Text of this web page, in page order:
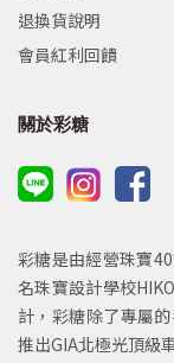
退換貨說明
會員紅利回饋
關於彩糖
彩糖是由經營珠寶
名珠寶設計學校
計，彩糖除了專屬
推出GIA北極光頂級